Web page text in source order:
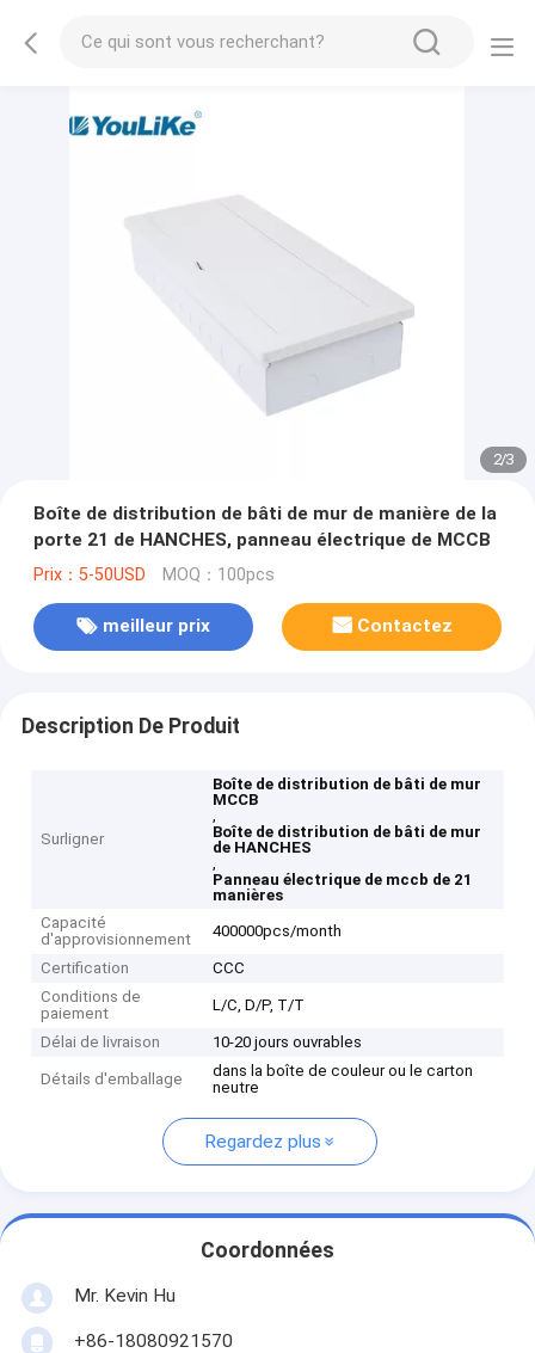
2/3
Boîte de distribution de bâti de mur de manière de la
porte 21 de HANCHES, panneau électrique de MCCB
Prix：5-50USD MOQ：100pcs
meilleur prix Contactez
Description De Produit
Surligner
Boîte de distribution de bâti de mur
MCCB
,
Boîte de distribution de bâti de mur
de HANCHES
,
Panneau électrique de mccb de 21
manières
Capacité
d'approvisionnement
400000pcs/month
Certification
CCC
Conditions de
paiement
L/C, D/P, T/T
Délai de livraison 10-20 jours ouvrables
Détails d'emballage
dans la boîte de couleur ou le carton
neutre
Regardez plus
Coordonnées
Mr. Kevin Hu
+86-18080921570